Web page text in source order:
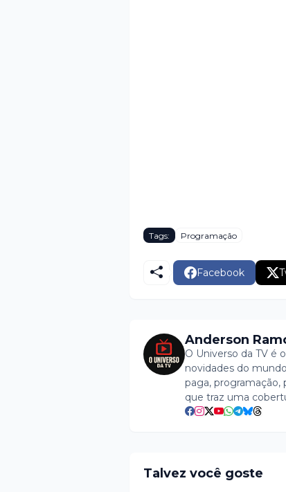
Tags: Programação
Facebook
Anderson
O Universo da TV é
novidades do
paga,
que traz uma
Talvez você goste